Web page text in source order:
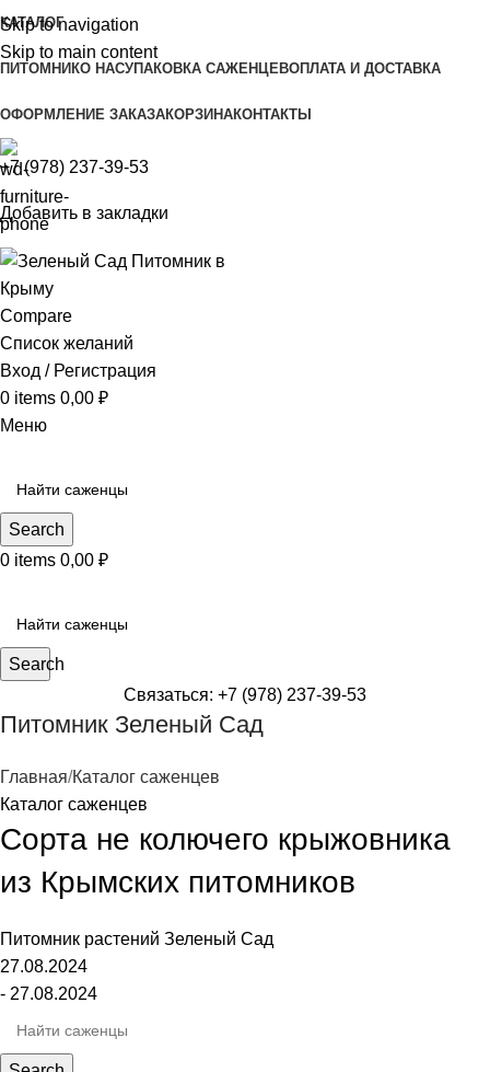
Skip to navigation
Skip to main content
КАТАЛОГ
ПИТОМНИКО НАСУПАКОВКА САЖЕНЦЕВОПЛАТА И ДОСТАВКА
ОФОРМЛЕНИЕ ЗАКАЗАКОРЗИНАКОНТАКТЫ
+7 (978) 237-39-53
Добавить в закладки
Compare
Список желаний
Вход / Регистрация
0 items 0,00 ₽
Меню
Search
0 items 0,00 ₽
Search
Связаться: +7 (978) 237-39-53
Питомник Зеленый Сад
Главная Каталог саженцев
Каталог саженцев
Сорта не колючего крыжовника
из Крымских питомников
Питомник растений Зеленый Сад
27.08.2024
- 27.08.2024